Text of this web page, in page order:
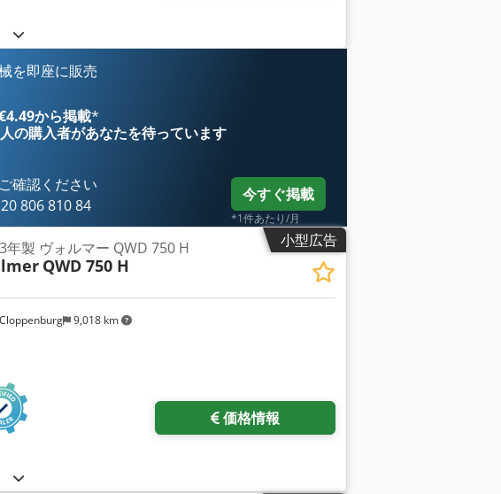
を即座に販売
から掲載*
の購入者があなたを待っています
確認ください
806 810 84
今すぐ掲載
*1件あたり/月
小型広告
9,018 km
年製 ヴォルマー QWD 750 H
QWD 750 H
価格情報